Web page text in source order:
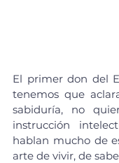
El primer don del
tenemos que
sabiduría, no
instrucción
hablan mucho de
arte de vivir, de